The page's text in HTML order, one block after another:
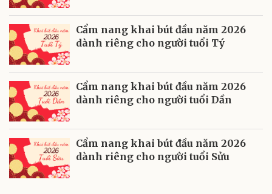
Cẩm nang khai bút đầu năm 2026
dành riêng cho người tuổi Tý
Cẩm nang khai bút đầu năm 2026
dành riêng cho người tuổi Dần
Cẩm nang khai bút đầu năm 2026
dành riêng cho người tuổi Sửu